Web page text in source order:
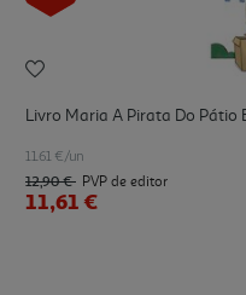
Livro Maria A Pirata Do Pátio
11.61 €/un
12,90 € PVP de editor
11,61 €